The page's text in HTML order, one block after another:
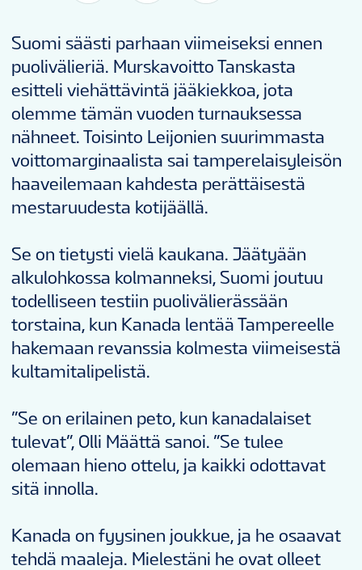
FI
Suomi säästi parhaan viimeiseksi ennen
puolivälieriä. Murskavoitto Tanskasta
esitteli viehättävintä jääkiekkoa, jota
olemme tämän vuoden turnauksessa
nähneet. Toisinto Leijonien suurimmasta
voittomarginaalista sai tamperelaisyleisön
haaveilemaan kahdesta perättäisestä
mestaruudesta kotijäällä.
Se on tietysti vielä kaukana. Jäätyään
alkulohkossa kolmanneksi, Suomi joutuu
todelliseen testiin puolivälierässään
torstaina, kun Kanada lentää Tampereelle
hakemaan revanssia kolmesta viimeisestä
kultamitalipelistä.
”Se on erilainen peto, kun kanadalaiset
tulevat”, Olli Määttä sanoi. ”Se tulee
olemaan hieno ottelu, ja kaikki odottavat
sitä innolla.
Kanada on fyysinen joukkue, ja he osaavat
tehdä maaleja. Mielestäni he ovat olleet